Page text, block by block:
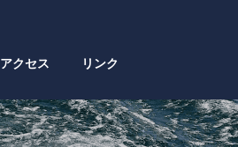
アクセス リンク